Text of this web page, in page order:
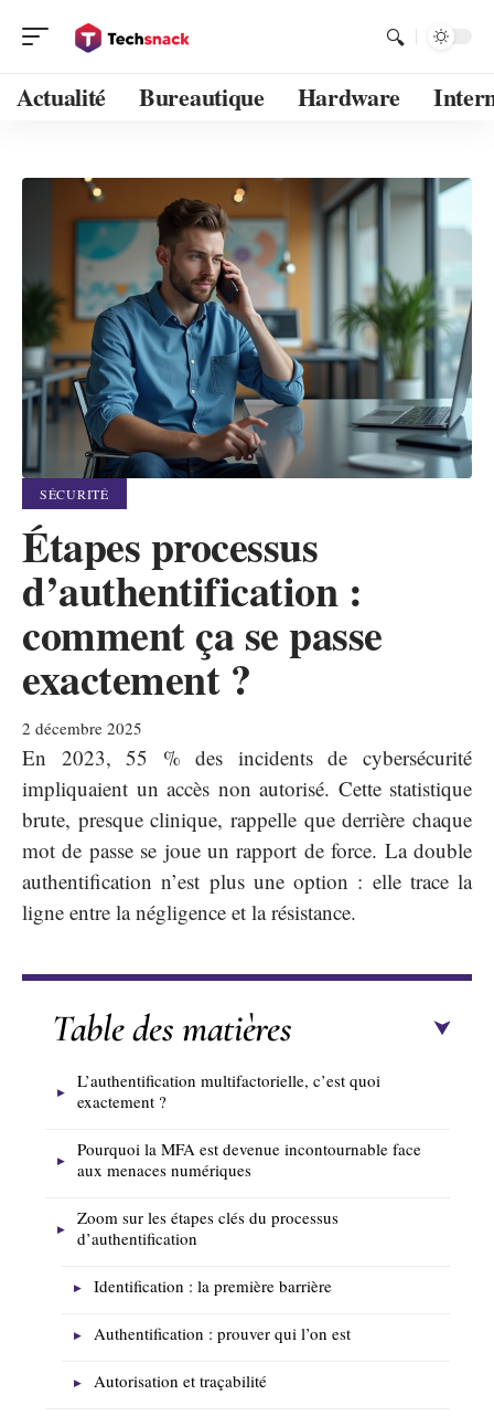
Actualité Bureautique Hardware
SÉCURITÉ
Étapes processus
d’authentification :
comment ça se passe
exactement ?
2 décembre 2025
En 2023, 55 % des incidents de cybersécurité
impliquaient un accès non autorisé. Cette statistique
brute, presque clinique, rappelle que derrière chaque
mot de passe se joue un rapport de force. La double
authentification n’est plus une option : elle trace la
ligne entre la négligence et la résistance.
Table des matières
L’authentification multifactorielle, c’est quoi
exactement ?
Pourquoi la MFA est devenue incontournable face
aux menaces numériques
Zoom sur les étapes clés du processus
d’authentification
Identification : la première barrière
Authentification : prouver qui l’on est
Autorisation et traçabilité